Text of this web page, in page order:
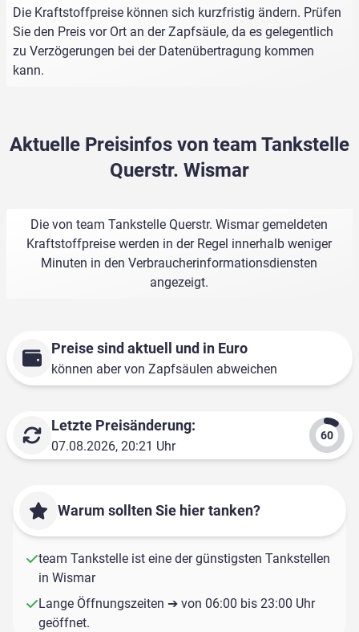
Die Kraftstoffpreise können sich kurzfristig ändern. Prüfen
Sie den Preis vor Ort an der Zapfsäule, da es gelegentlich
zu Verzögerungen bei der Datenübertragung kommen
kann.
Aktuelle Preisinfos von team Tankstelle
Querstr. Wismar
Die von team Tankstelle Querstr. Wismar gemeldeten
Kraftstoffpreise werden in der Regel innerhalb weniger
Minuten in den Verbraucherinformationsdiensten
angezeigt.
Preise sind aktuell und in Euro
können aber von Zapfsäulen abweichen
Letzte Preisänderung:
07.08.2026, 20:21 Uhr
Warum sollten Sie hier tanken?
team Tankstelle ist eine der günstigsten Tankstellen
in Wismar
Lange Öffnungszeiten ➔ von 06:00 bis 23:00 Uhr
geöffnet.